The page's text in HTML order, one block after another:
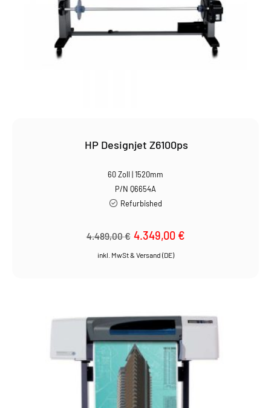
HP Designjet Z6100ps
60 Zoll | 1520mm
P/N Q6654A
Refurbished
4.489,00€ Ursprünglicher
Preis
4.349,00 €Aktueller